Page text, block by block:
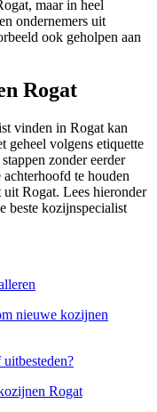
maar in heel
ondernemers uit
ook geholpen aan
Rogat
vinden in Rogat kan
geheel volgens etiquette
zonder eerder
te houden
Rogat. Lees hieronder
beste kozijnspecialist
nieuwe kozijnen
Rogat